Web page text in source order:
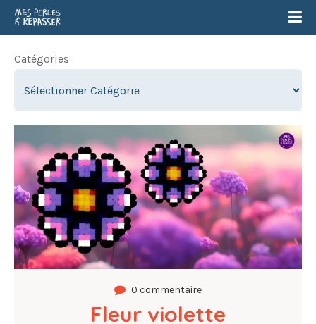
Catégories
0 commentaire
Fleur violette